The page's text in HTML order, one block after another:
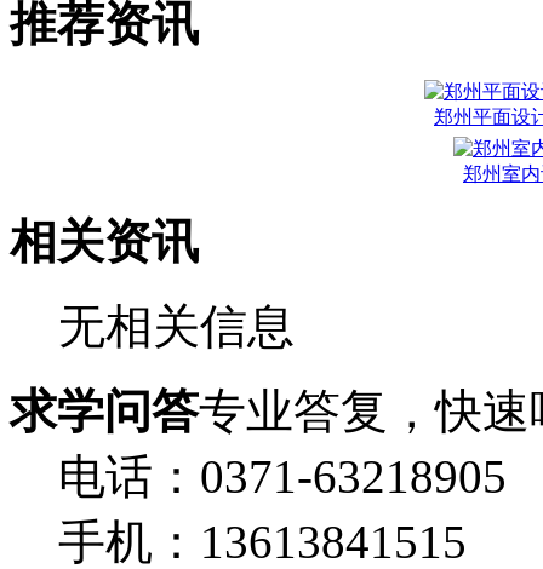
推荐资讯
郑州平面设
郑州室
相关资讯
无相关信息
求学问答专业答复，快速
电话：0371-63218905
手机：13613841515